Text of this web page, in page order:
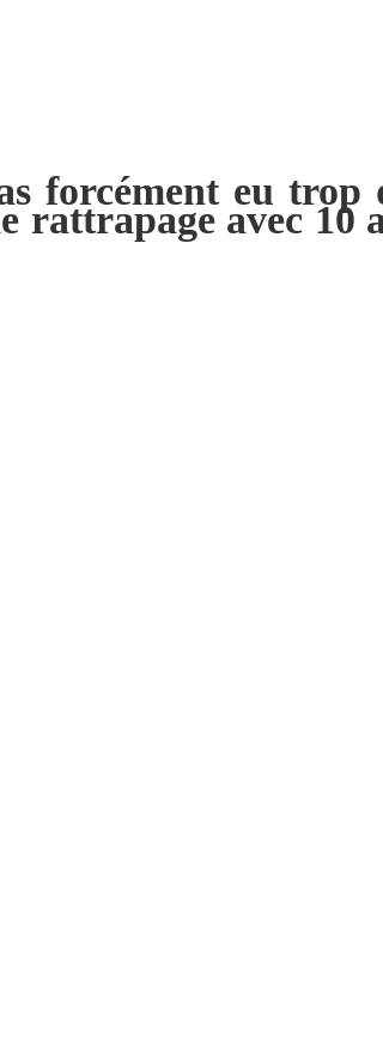
forcément eu trop
rattrapage avec 10